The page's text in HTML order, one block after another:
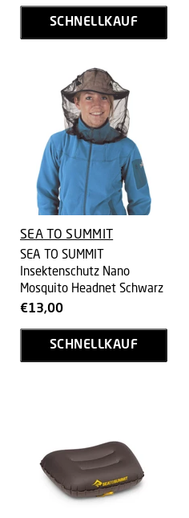
SCHNELLKAUF
SEA TO SUMMIT
SEA TO SUMMIT
Insektenschutz Nano
Mosquito Headnet Schwarz
€13,00
SCHNELLKAUF